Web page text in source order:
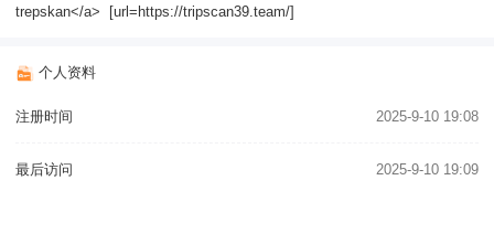
trepskan</a> [url=https://tripscan39.team/]
个人资料
注册时间 2025-9-10 19:08
最后访问 2025-9-10 19:09